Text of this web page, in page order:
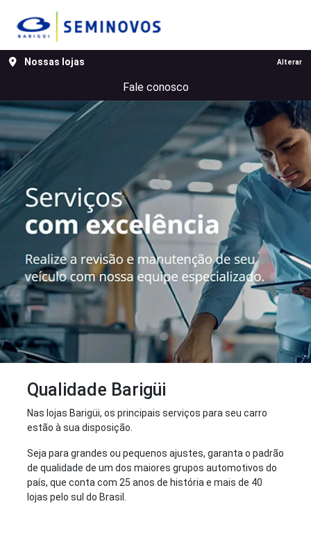
Nossas lojas Alterar
Fale conosco
Qualidade Barigüi
Nas lojas Barigüi, os principais serviços para seu carro
estão à sua disposição.
Seja para grandes ou pequenos ajustes, garanta o padrão
de qualidade de um dos maiores grupos automotivos do
país, que conta com 25 anos de história e mais de 40
lojas pelo sul do Brasil.